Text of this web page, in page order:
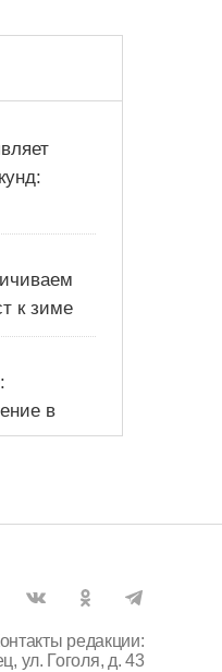
к зиме
в
редакции:
ул. Гоголя, д. 43